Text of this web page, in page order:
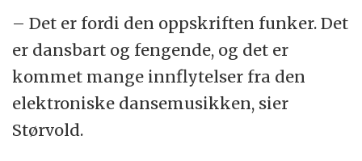
– Det er fordi den oppskriften funker. Det
er dansbart og fengende, og det er
kommet mange innflytelser fra den
elektroniske dansemusikken, sier
Størvold.